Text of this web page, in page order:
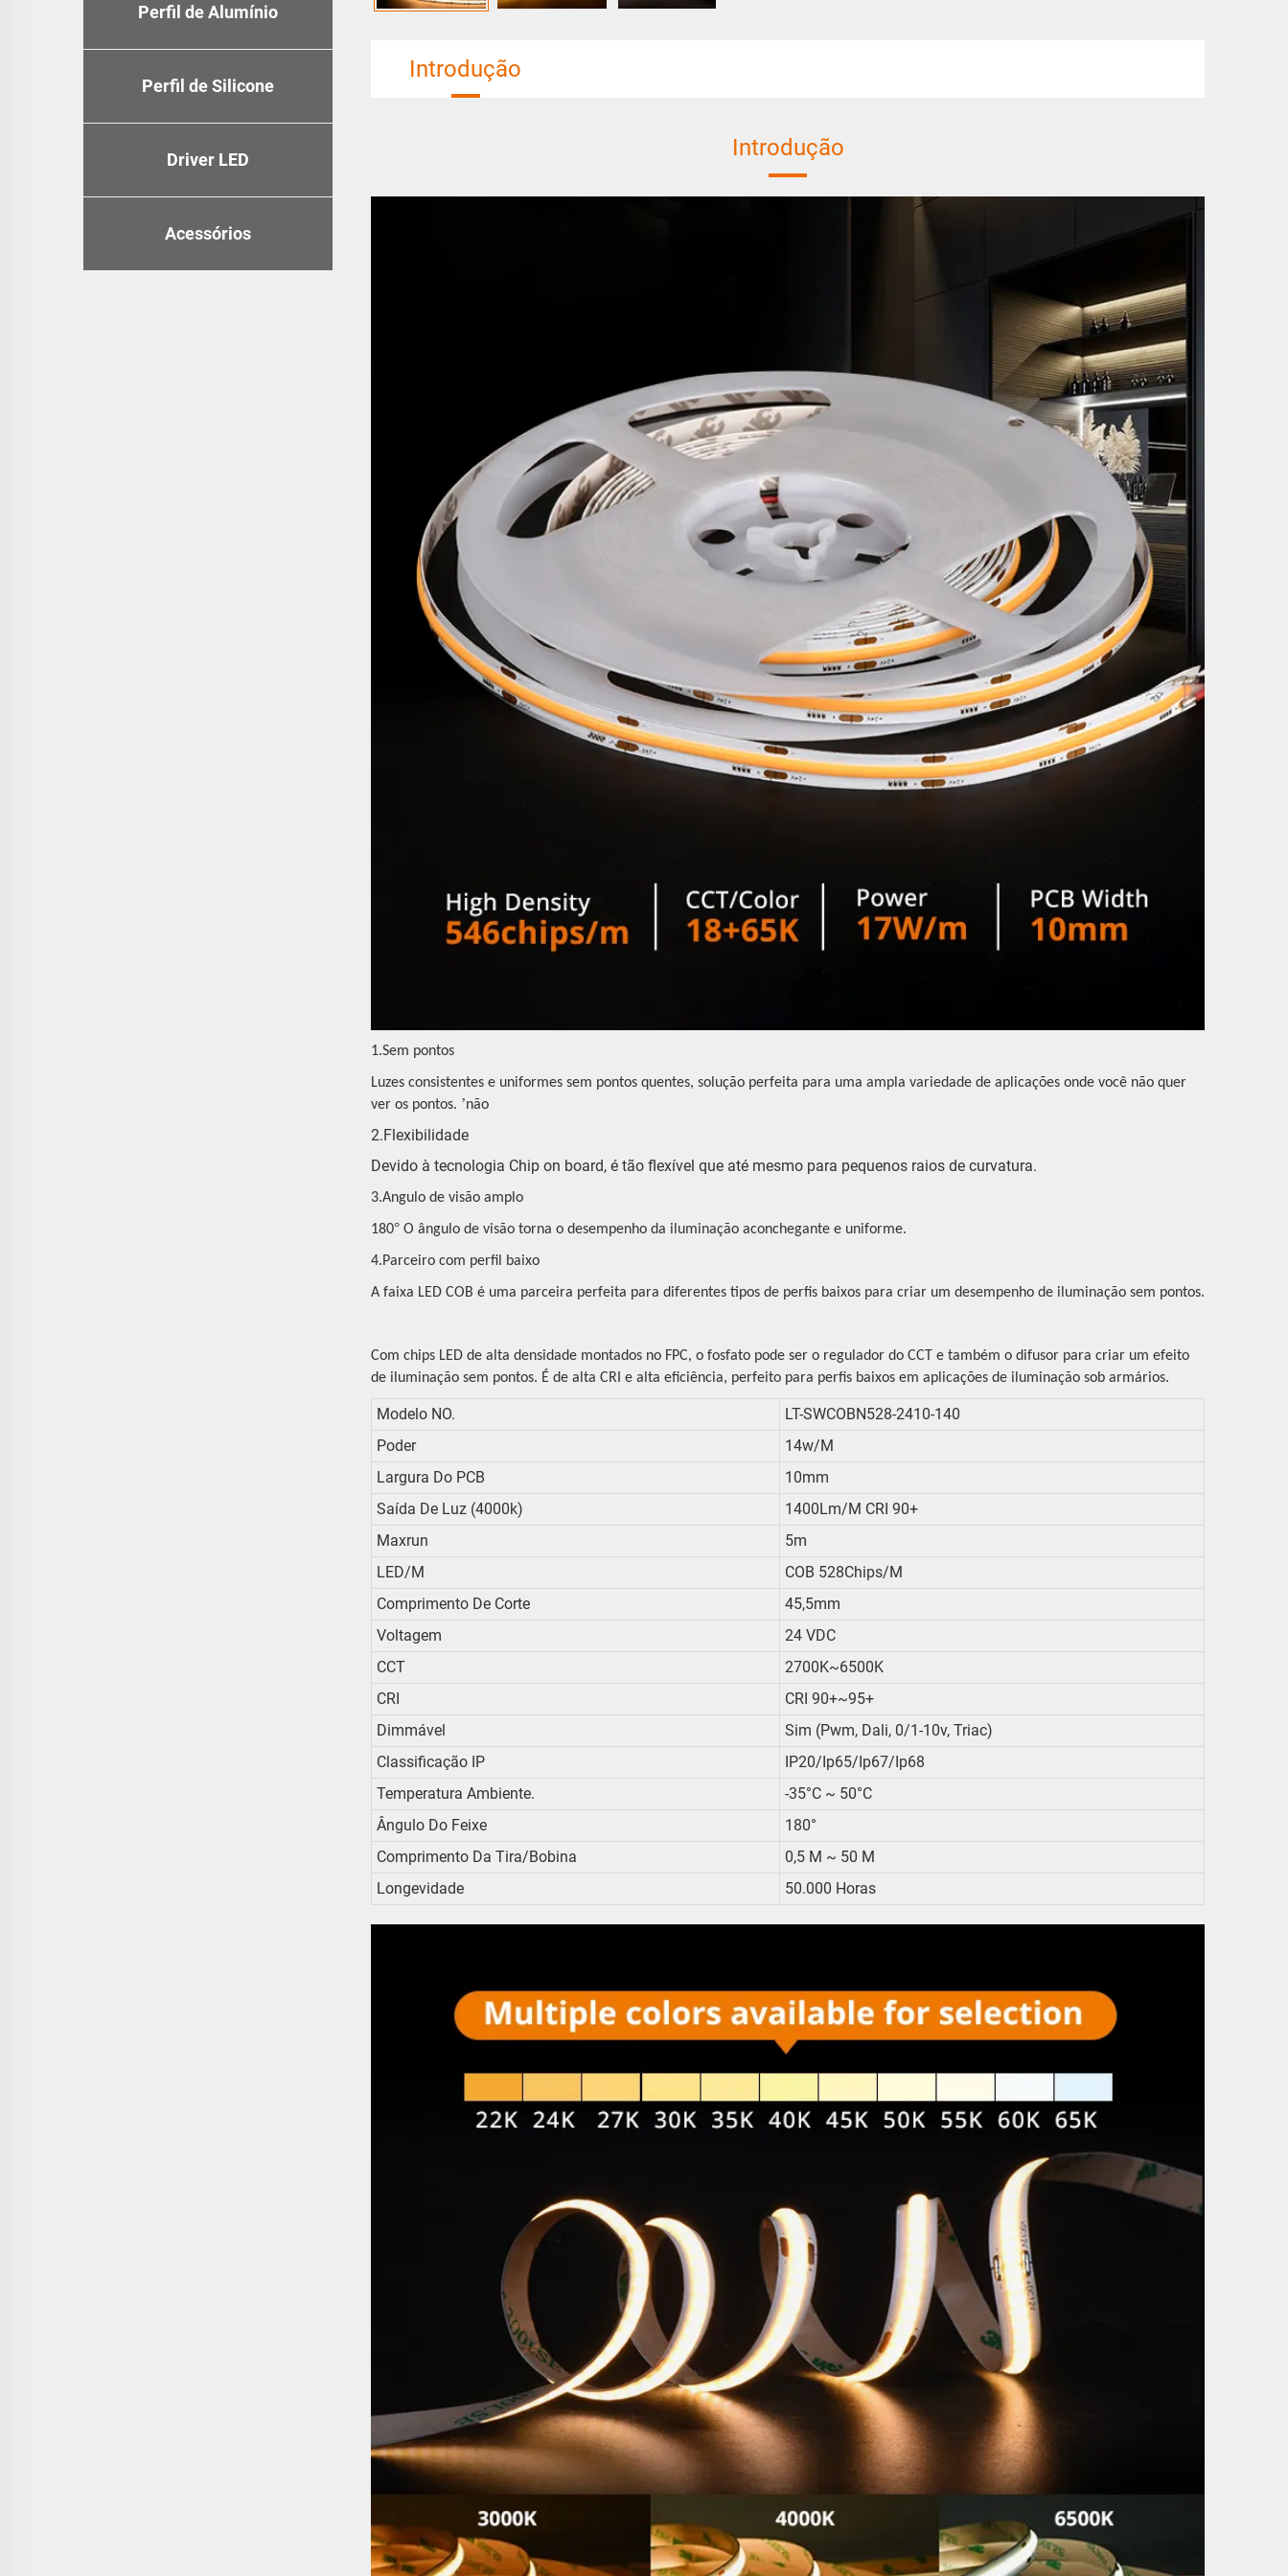
Perfil de Alumínio
Perfil de Silicone
Driver LED
Acessórios
Introdução
Introdução
1.Sem pontos
Luzes consistentes e uniformes sem pontos quentes, solução perfeita para uma ampla variedade de aplicações onde você não quer
ver os pontos. ’não
2.Flexibilidade
Devido à tecnologia Chip on board, é tão flexível que até mesmo para pequenos raios de curvatura.
3.Angulo de visão amplo
180° O ângulo de visão torna o desempenho da iluminação aconchegante e uniforme.
4.Parceiro com perfil baixo
A faixa LED COB é uma parceira perfeita para diferentes tipos de perfis baixos para criar um desempenho de iluminação sem pontos.
Com chips LED de alta densidade montados no FPC, o fosfato pode ser o regulador do CCT e também o difusor para criar um efeito
de iluminação sem pontos. É de alta CRI e alta eficiência, perfeito para perfis baixos em aplicações de iluminação sob armários.
Modelo NO.
LT-SWCOBN528-2410-140
Poder
14w/m
Largura Do PCB
10mm
Saída De Luz (4000k)
1400Lm/m CRI 90+
Maxrun
5m
LED/m
COB 528Chips/m
Comprimento De Corte
45,5mm
Voltagem
24 VDC
CCT
2700K~6500K
CRI
CRI 90+~95+
Dimmável
Sim (pwm, Dali, 0/1-10v, Triac)
Classificação IP
IP20/ip65/ip67/ip68
Temperatura Ambiente.
-35°C ~ 50°C
Ângulo Do Feixe
180°
Comprimento Da Tira/bobina
0,5 M ~ 50 M
Longevidade
50.000 Horas